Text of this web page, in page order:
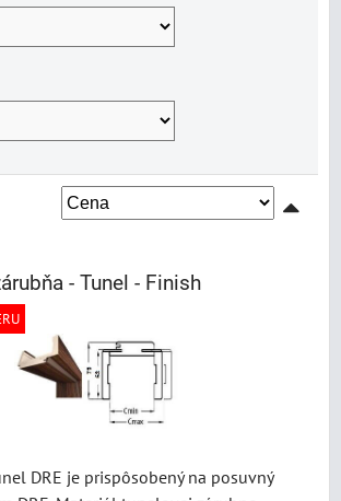
- Tunel - Finish
DRE je prispôsobený na posuvný